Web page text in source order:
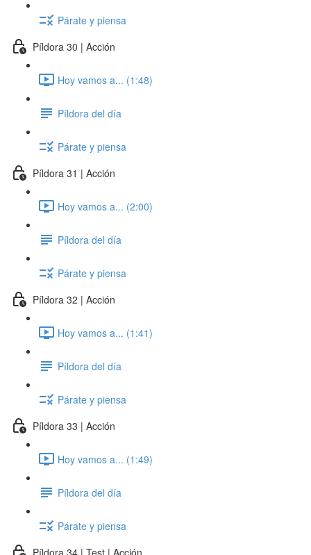
Párate y piensa
Píldora 30 | Acción
Hoy vamos a... (1:48)
Píldora del día
Párate y piensa
Píldora 31 | Acción
Hoy vamos a... (2:00)
Píldora del día
Párate y piensa
Píldora 32 | Acción
Hoy vamos a... (1:41)
Píldora del día
Párate y piensa
Píldora 33 | Acción
Hoy vamos a... (1:49)
Píldora del día
Párate y piensa
Píldora 34 | Test | Acción